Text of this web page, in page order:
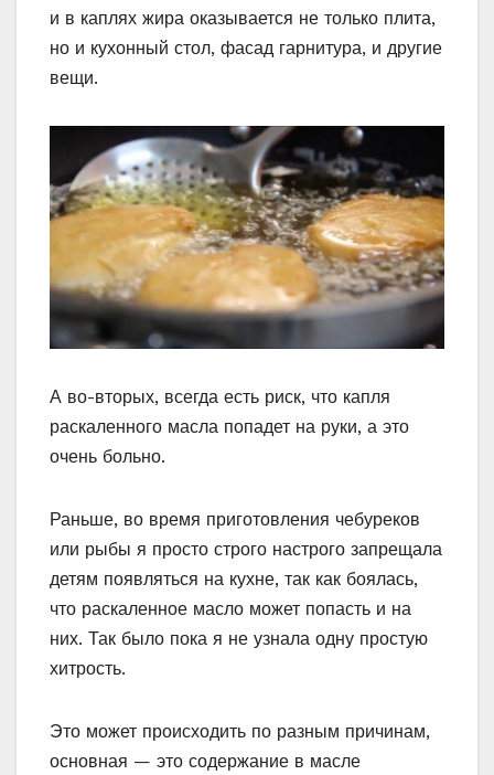
и в каплях жира оказывается не только плита,
но и кухонный стол, фасад гарнитура, и другие
вещи.
А во-вторых, всегда есть риск, что капля
раскаленного масла попадет на руки, а это
очень больно.
Раньше, во время приготовления чебуреков
или рыбы я просто строго настрого запрещала
детям появляться на кухне, так как боялась,
что раскаленное масло может попасть и на
них. Так было пока я не узнала одну простую
хитрость.
Это может происходить по разным причинам,
основная — это содержание в масле